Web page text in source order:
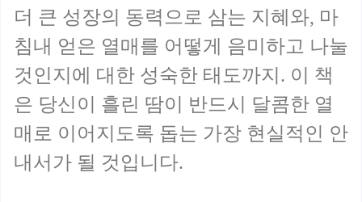
더 큰 성장의 동력으로 삼는 지혜와, 마
침내 얻은 열매를 어떻게 음미하고 나눌
것인지에 대한 성숙한 태도까지. 이 책
은 당신이 흘린 땀이 반드시 달콤한 열
매로 이어지도록 돕는 가장 현실적인 안